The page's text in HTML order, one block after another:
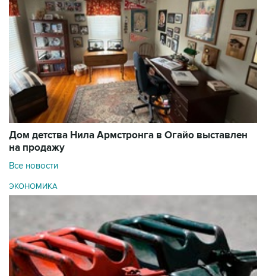
Дом детства Нила Армстронга в Огайо выставлен
на продажу
Все новости
ЭКОНОМИКА